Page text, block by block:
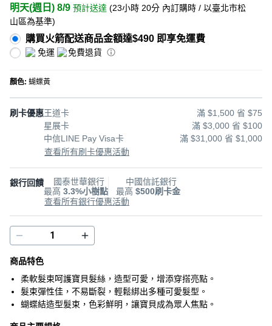
明天(週日) 8/9 預計送達 (23小時 20分 內訂購時 / 以臺北市松
山區為基準)
購買火箭配送商品金額達$490 即享免運費
免運 免費退貨
顏色: 蝴蝶黃
刷卡優惠王道卡
滿 $1,500 省 $75
星展卡
滿 $3,000 省 $100
中信LINE Pay Visa卡
滿 $31,000 省 $1,000
查看所有刷卡優惠活動
銀行回饋
國泰世華銀行
最高 3.3%小樹點
中國信託銀行
最高 $500刷卡金
查看所有銀行優惠活動
商品特色
柔軟髮束呵護寶貝髮絲，造型可愛，增添穿搭亮點。
髮束彈性佳，不易斷裂，輕鬆綁出多種可愛髮型。
蝴蝶結造型髮束，色彩鮮明，讓寶貝成為眾人焦點。